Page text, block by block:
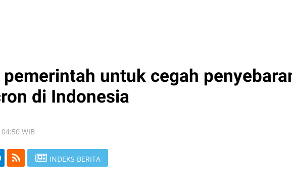
untuk cegah
di Indonesia
WIB
INDEKS BERITA